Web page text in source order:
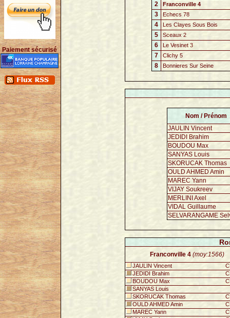
Paiement sécurisé
2 Franconville 4
3 Echecs 78
4 Les Clayes Sous Bois
5 Sceaux 2
6 Le Vesinet 3
7 Clichy 5
8 Bonnieres Sur Seine
Nom / Prénom
JAULIN Vincent
JEDIDI Brahim
BOUDOU Max
SANYAS Louis
SKORUCAK Thomas
OULD AHMED Amin
MAREC Yann
VIJAY Soukreev
MERLINI Axel
VIDAL Guillaume
SELVARANGAME
Franconville 4 (moy:1566)
JAULIN Vincent
JEDIDI Brahim
BOUDOU Max
SANYAS Louis
SKORUCAK Thomas
OULD AHMED Amin
MAREC Yann